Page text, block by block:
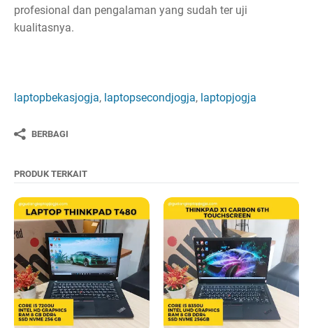
profesional dan pengalaman yang sudah ter uji
kualitasnya.
laptopbekasjogja, laptopsecondjogja, laptopjogja
BERBAGI
PRODUK TERKAIT